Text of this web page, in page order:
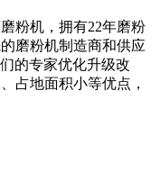
粉机，拥有22年磨粉
磨粉机制造商和供应
的专家优化升级改
占地面积小等优点，